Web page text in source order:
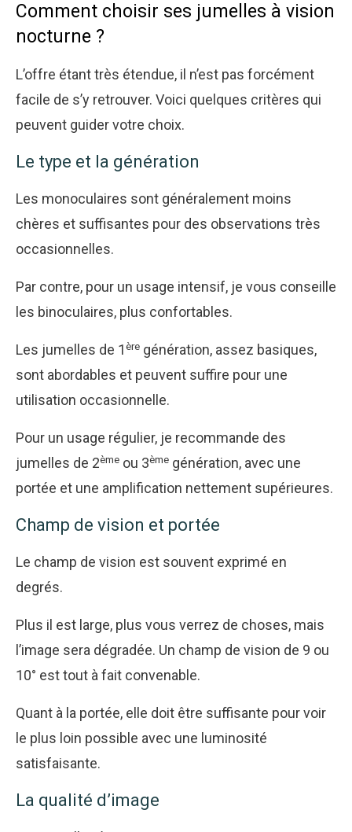
Comment choisir ses jumelles à vision
nocturne ?
L’offre étant très étendue, il n’est pas forcément
facile de s’y retrouver. Voici quelques critères qui
peuvent guider votre choix.
Le type et la génération
Les monoculaires sont généralement moins
chères et suffisantes pour des observations très
occasionnelles.
Par contre, pour un usage intensif, je vous conseille
les binoculaires, plus confortables.
Les jumelles de 1ère génération, assez basiques,
sont abordables et peuvent suffire pour une
utilisation occasionnelle.
Pour un usage régulier, je recommande des
jumelles de 2ème ou 3ème génération, avec une
portée et une amplification nettement supérieures.
Champ de vision et portée
Le champ de vision est souvent exprimé en
degrés.
Plus il est large, plus vous verrez de choses, mais
l’image sera dégradée. Un champ de vision de 9 ou
10° est tout à fait convenable.
Quant à la portée, elle doit être suffisante pour voir
le plus loin possible avec une luminosité
satisfaisante.
La qualité d’image